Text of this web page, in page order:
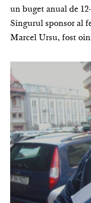
un buget anual de
Singurul sponsor al
Marcel Ursu, fost